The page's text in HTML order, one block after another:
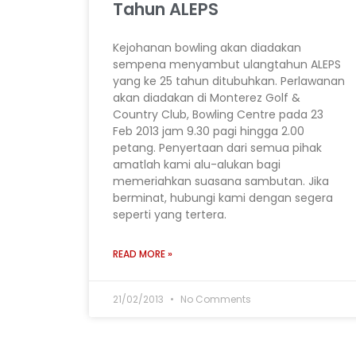
Tahun ALEPS
Kejohanan bowling akan diadakan
sempena menyambut ulangtahun ALEPS
yang ke 25 tahun ditubuhkan. Perlawanan
akan diadakan di Monterez Golf &
Country Club, Bowling Centre pada 23
Feb 2013 jam 9.30 pagi hingga 2.00
petang. Penyertaan dari semua pihak
amatlah kami alu-alukan bagi
memeriahkan suasana sambutan. Jika
berminat, hubungi kami dengan segera
seperti yang tertera.
READ MORE »
21/02/2013 No Comments